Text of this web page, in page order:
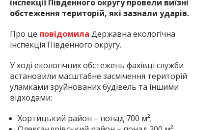
інспекції Південного округу провели виїзні
обстеження територій, які зазнали ударів.
Про це повідомила Державна екологічна
інспекція Південного округу.
У ході екологічних обстежень фахівці служби
встановили масштабне засмічення територій
уламками зруйнованих будівель та іншими
відходами:
Хортицький район – понад 700 м²;